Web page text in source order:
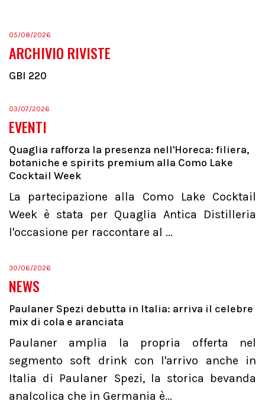
05/08/2026
ARCHIVIO RIVISTE
GBI 220
03/07/2026
EVENTI
Quaglia rafforza la presenza nell'Horeca: filiera,
botaniche e spirits premium alla Como Lake
Cocktail Week
La partecipazione alla Como Lake Cocktail
Week è stata per Quaglia Antica Distilleria
l'occasione per raccontare al ...
30/06/2026
NEWS
Paulaner Spezi debutta in Italia: arriva il celebre
mix di cola e aranciata
Paulaner amplia la propria offerta nel
segmento soft drink con l'arrivo anche in
Italia di Paulaner Spezi, la storica bevanda
analcolica che in Germania è...